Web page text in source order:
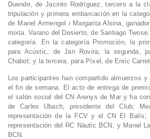
Duende, de Jacinto Rodríguez, tercero a la
tripulación y primera embarcación en la
de Manel Armengol i Margarita Alsina,
mixta. Varano del Desierto, de Santiago
categoría. En la categoría Promoción, la
para Acústic, de Jan Rovira; la segunda,
Chabot; y la tercera, para Píxel, de Enric
Los participantes han compartido almuerzos
el fin de semana. El acto de entrega de
el salón social del CN Arenys de Mar y ha
de Carles Ubach, presidente del Club;
representación de la FCV y el CN El Balís;
representación del RC Nàutic BCN, y Manel
BCN.